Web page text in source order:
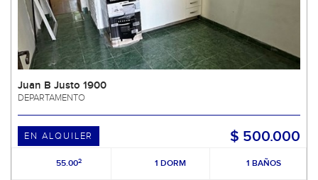
Juan B Justo 1900
DEPARTAMENTO
EN ALQUILER $ 500.000
55.002 1 DORM 1 BAÑOS